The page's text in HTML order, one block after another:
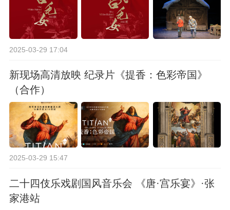
2025-03-29 17:04
新现场高清放映 纪录片《提香：色彩帝国》
（合作）
2025-03-29 15:47
二十四伎乐戏剧国风音乐会 《唐·宫乐宴》·张
家港站